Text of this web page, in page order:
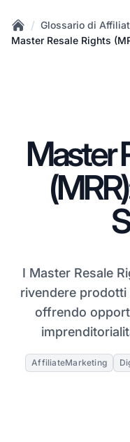
Home
/ Glossario di
Master Resale Rights
Master
I Master Resale
rivendere prodotti
offrendo
AffiliateMarketing